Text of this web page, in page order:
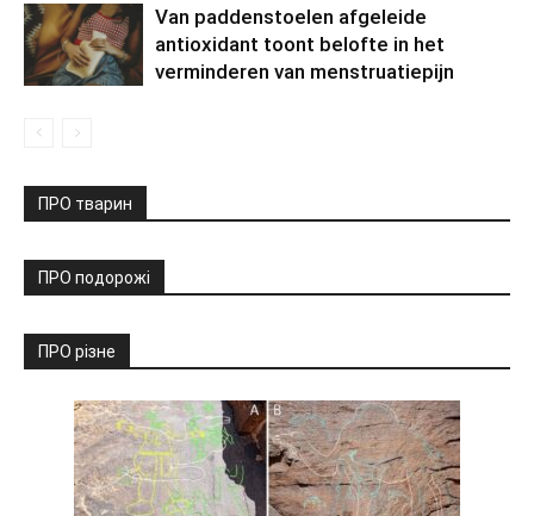
Van paddenstoelen afgeleide
antioxidant toont belofte in het
verminderen van menstruatiepijn
ПРО тварин
ПРО подорожі
ПРО різне